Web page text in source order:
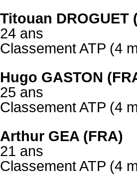
Titouan DROGUET
24 ans
Classement ATP (4
Hugo GASTON
25 ans
Classement ATP (4
Arthur GEA (FRA)
21 ans
Classement ATP (4